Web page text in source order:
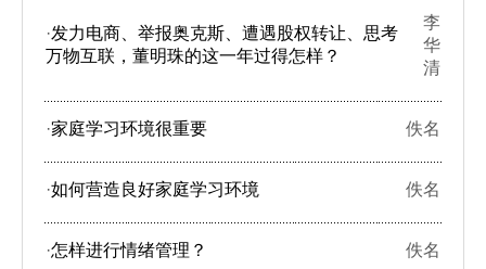
·发力电商、举报奥克斯、遭遇股权转让、思考
万物互联，董明珠的这一年过得怎样？
李
华
清
·家庭学习环境很重要 佚名
·如何营造良好家庭学习环境 佚名
·怎样进行情绪管理？ 佚名